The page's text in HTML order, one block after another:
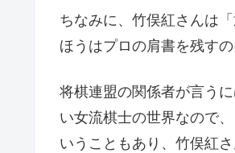
ちなみに、竹俣紅さんは
ほうはプロの肩書を残す
将棋連盟の関係者が言う
い女流棋士の世界なので
いうこともあり、竹俣紅